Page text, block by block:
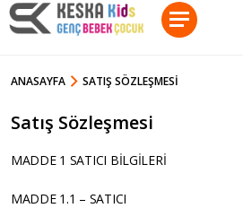
ANASAYFA SATIŞ SÖZLEŞMESI
Satış Sözleşmesi
MADDE 1 SATICI BİLGİLERİ
MADDE 1.1 – SATICI